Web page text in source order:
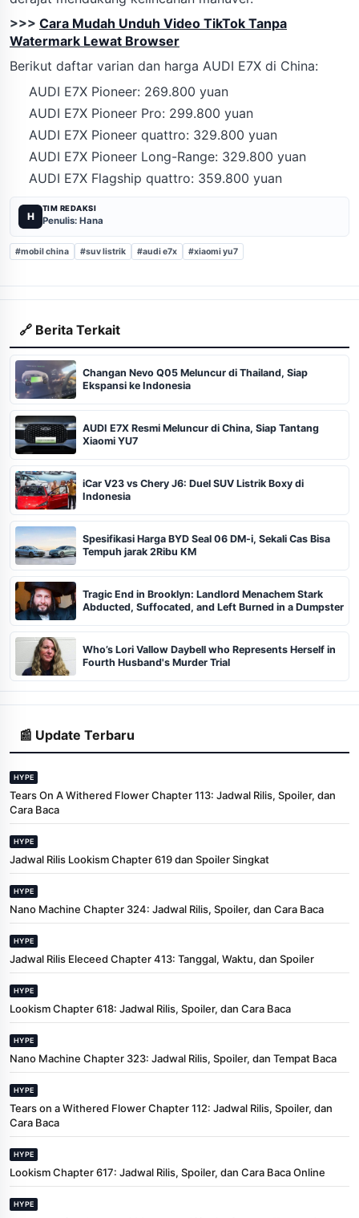
>>> Cara Mudah Unduh Video TikTok Tanpa
Watermark Lewat Browser
Berikut daftar varian dan harga AUDI E7X di China:
AUDI E7X Pioneer: 269.800 yuan
AUDI E7X Pioneer Pro: 299.800 yuan
AUDI E7X Pioneer quattro: 329.800 yuan
AUDI E7X Pioneer Long-Range: 329.800 yuan
AUDI E7X Flagship quattro: 359.800 yuan
H
TIM REDAKSI
Penulis: Hana
#mobil china #suv listrik #audi e7x #xiaomi yu7
🔗 Berita Terkait
Changan Nevo Q05 Meluncur di Thailand, Siap
Ekspansi ke Indonesia
AUDI E7X Resmi Meluncur di China, Siap Tantang
Xiaomi YU7
iCar V23 vs Chery J6: Duel SUV Listrik Boxy di
Indonesia
Spesifikasi Harga BYD Seal 06 DM-i, Sekali Cas Bisa
Tempuh jarak 2Ribu KM
Tragic End in Brooklyn: Landlord Menachem Stark
Abducted, Suffocated, and Left Burned in a Dumpster
Who’s Lori Vallow Daybell who Represents Herself in
Fourth Husband's Murder Trial
📰 Update Terbaru
HYPE
Tears On A Withered Flower Chapter 113: Jadwal Rilis, Spoiler, dan
Cara Baca
HYPE
Jadwal Rilis Lookism Chapter 619 dan Spoiler Singkat
HYPE
Nano Machine Chapter 324: Jadwal Rilis, Spoiler, dan Cara Baca
HYPE
Jadwal Rilis Eleceed Chapter 413: Tanggal, Waktu, dan Spoiler
HYPE
Lookism Chapter 618: Jadwal Rilis, Spoiler, dan Cara Baca
HYPE
Nano Machine Chapter 323: Jadwal Rilis, Spoiler, dan Tempat Baca
HYPE
Tears on a Withered Flower Chapter 112: Jadwal Rilis, Spoiler, dan
Cara Baca
HYPE
Lookism Chapter 617: Jadwal Rilis, Spoiler, dan Cara Baca Online
HYPE